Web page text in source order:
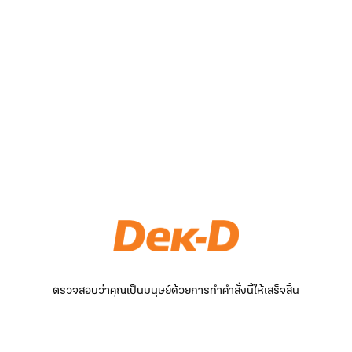
ตรวจสอบว่าคุณเป็นมนุษย์ด้วยการทำคำสั่งนี้ให้เสร็จสิ้น